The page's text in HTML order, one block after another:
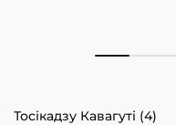
Тосікадзу Кавагуті (4)